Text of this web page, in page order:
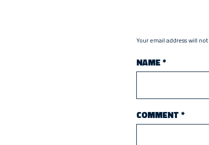
Your email address will
NAME*
COMMENT *